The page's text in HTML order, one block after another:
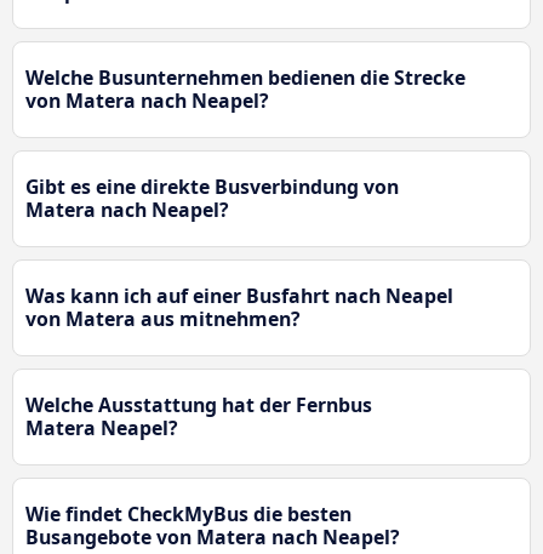
Welche Busunternehmen bedienen die Strecke
von Matera nach Neapel?
Gibt es eine direkte Busverbindung von
Matera nach Neapel?
Was kann ich auf einer Busfahrt nach Neapel
von Matera aus mitnehmen?
Welche Ausstattung hat der Fernbus
Matera Neapel?
Wie findet CheckMyBus die besten
Busangebote von Matera nach Neapel?